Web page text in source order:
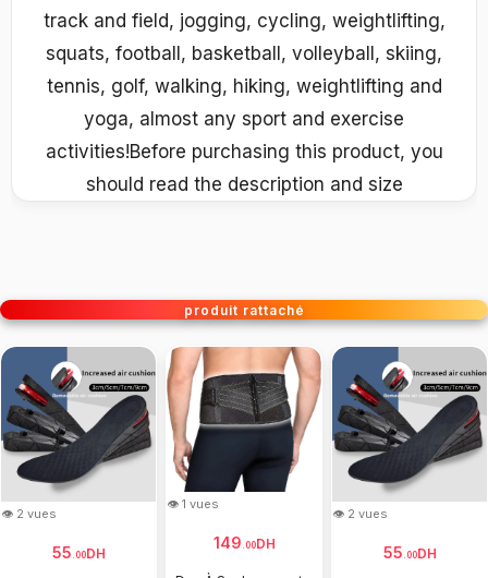
track and field, jogging, cycling, weightlifting,
squats, football, basketball, volleyball, skiing,
tennis, golf, walking, hiking, weightlifting and
yoga, almost any sport and exercise
activities!Before purchasing this product, you
should read the description and size
produit rattaché
👁 2 vues
55 00DH
👁 1 vues
149 00DH
👁 2 vues
55 00DH